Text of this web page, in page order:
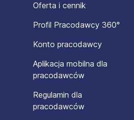
Oferta i cennik
Profil Pracodawcy 360°
Konto pracodawcy
Aplikacja mobilna dla
pracodawców
Regulamin dla
pracodawców